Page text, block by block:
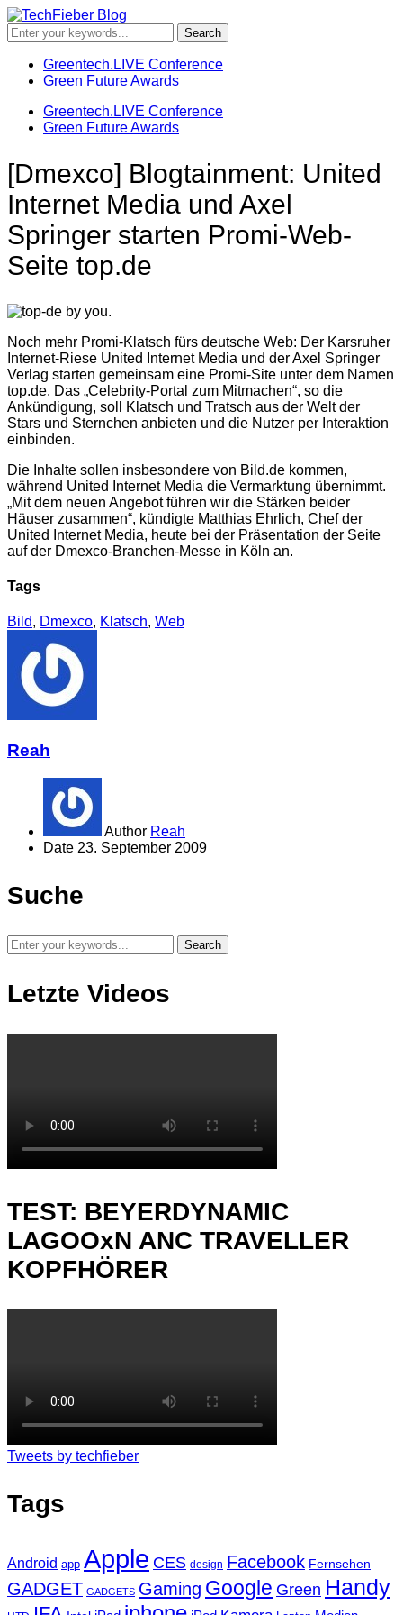
Greentech.LIVE Conference
Green Future Awards
Greentech.LIVE Conference
Green Future Awards
[Dmexco] Blogtainment: United
Internet Media und Axel
Springer starten Promi-Web-
Seite top.de
Noch mehr Promi-Klatsch fürs deutsche Web: Der Karsruher
Internet-Riese United Internet Media und der Axel Springer
Verlag starten gemeinsam eine Promi-Site unter dem Namen
top.de. Das „Celebrity-Portal zum Mitmachen“, so die
Ankündigung, soll Klatsch und Tratsch aus der Welt der
Stars und Sternchen anbieten und die Nutzer per Interaktion
einbinden.
Die Inhalte sollen insbesondere von Bild.de kommen,
während United Internet Media die Vermarktung übernimmt.
„Mit dem neuen Angebot führen wir die Stärken beider
Häuser zusammen“, kündigte Matthias Ehrlich, Chef der
United Internet Media, heute bei der Präsentation der Seite
auf der Dmexco-Branchen-Messe in Köln an.
Tags
Bild, Dmexco, Klatsch, Web
Reah
Author Reah
Date 23. September 2009
Suche
Letzte Videos
TEST: BEYERDYNAMIC
LAGOOxN ANC TRAVELLER
KOPFHÖRER
Tweets by techfieber
Tags
Android app Apple CES design Facebook Fernsehen
GADGET GADGETS Gaming Google Green Handy